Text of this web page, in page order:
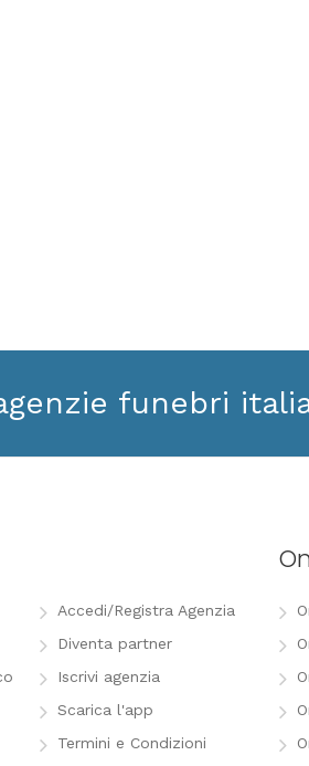
funebri
Accedi/Registra Agenzia
Diventa partner
Iscrivi agenzia
Scarica l'app
Termini e Condizioni